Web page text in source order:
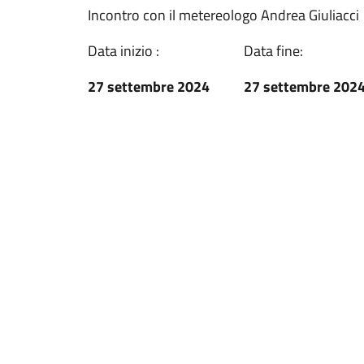
Incontro con il metereologo Andrea Giuliacci
Data inizio :
27 settembre 2024
Data fine:
27 settembre